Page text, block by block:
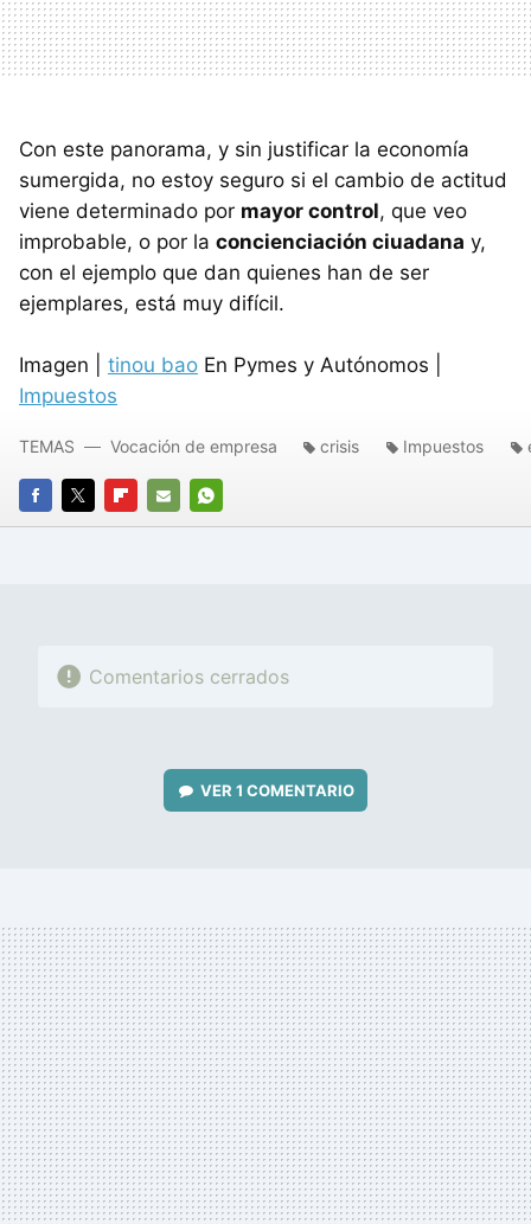
Con este panorama, y sin justificar la economía
sumergida, no estoy seguro si el cambio de actitud
viene determinado por mayor control, que veo
improbable, o por la concienciación ciuadana y,
con el ejemplo que dan quienes han de ser
ejemplares, está muy difícil.
Imagen | tinou bao En Pymes y Autónomos |
Impuestos
FACEBOOK
TWITTERFLIPBOARD
E-
WHATSAPP
TEMAS Vocación de empresa crisis Impuestos
Comentarios cerrados
VER 1 COMENTARIO